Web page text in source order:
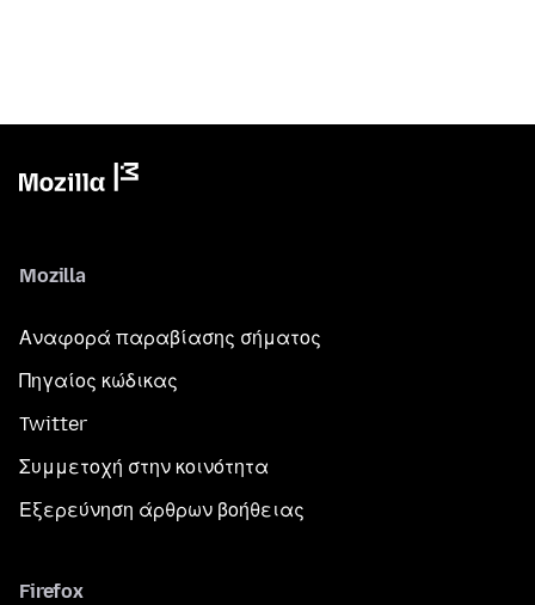
Mozilla
Αναφορά παραβίασης σήματος
Πηγαίος κώδικας
Twitter
Συμμετοχή στην κοινότητα
Εξερεύνηση άρθρων βοήθειας
Firefox